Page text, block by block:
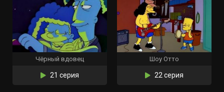
Чёрный вдовец
21 серия
Шоу Отто
22 серия